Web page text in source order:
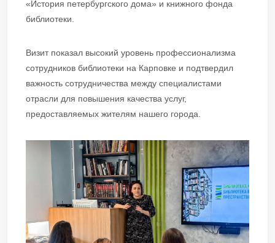
«История петербургского дома» и книжного фонда
библиотеки.
Визит показал высокий уровень профессионализма
сотрудников библиотеки на Карповке и подтвердил
важность сотрудничества между специалистами
отрасли для повышения качества услуг,
предоставляемых жителям нашего города.